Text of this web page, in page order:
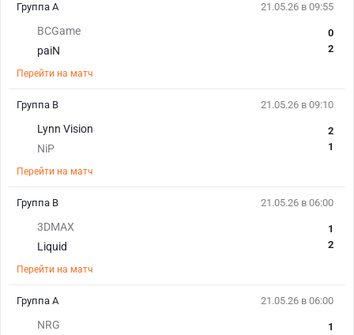
21.05.26 в 09:55
BCGame
paiN
0
2
Перейти на матч
Группа А
21.05.26 в 09:10
Lynn Vision
NiP
2
1
Перейти на матч
Группа В
21.05.26 в 06:00
3DMAX
Liquid
1
2
Перейти на матч
Группа В
21.05.26 в 06:00
NRG
1
Группа А